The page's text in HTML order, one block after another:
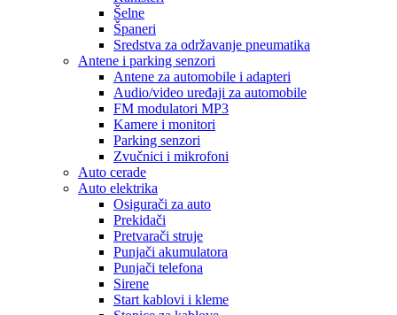
Šelne
Španeri
Sredstva za održavanje pneumatika
Antene i parking senzori
Antene za automobile i adapteri
Audio/video uređaji za automobile
FM modulatori MP3
Kamere i monitori
Parking senzori
Zvučnici i mikrofoni
Auto cerade
Auto elektrika
Osigurači za auto
Prekidači
Pretvarači struje
Punjači akumulatora
Punjači telefona
Sirene
Start kablovi i kleme